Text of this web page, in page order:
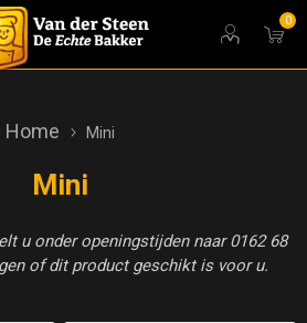
0
Home Mini
Mini
u onder openingstijden naar 0162 68
of dit product geschikt is voor u.